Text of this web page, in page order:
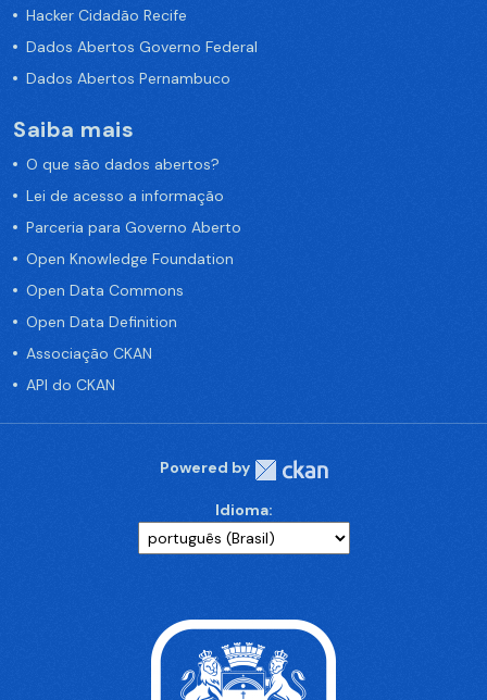
Hacker Cidadão Recife
Dados Abertos Governo Federal
Dados Abertos Pernambuco
Saiba mais
O que são dados abertos?
Lei de acesso a informação
Parceria para Governo Aberto
Open Knowledge Foundation
Open Data Commons
Open Data Definition
Associação CKAN
API do CKAN
Powered by
Idioma